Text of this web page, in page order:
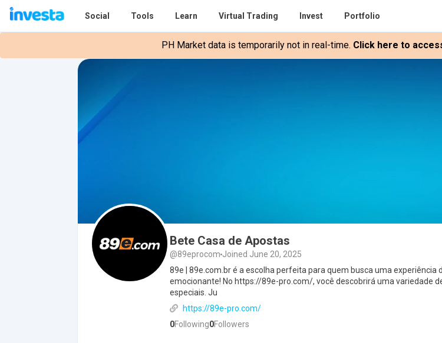
Social Tools Learn Virtual Trading Invest Portfolio
PH Market data is temporarily not in real-time. Click here to
Bete Casa de Apostas
@89eprocom Joined June 20, 2025
89e | 89e.com.br é a escolha perfeita para quem busca uma experiência
emocionante! No https://89e-pro.com/, você descobrirá uma variedade
especiais. Ju
https://89e-pro.com/
0Following0Followers